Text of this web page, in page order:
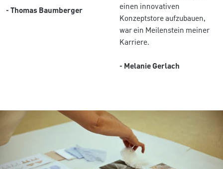
- Thomas Baumberger
einen innovativen
Konzeptstore aufzubauen,
war ein Meilenstein meiner
Karriere.
- Melanie Gerlach